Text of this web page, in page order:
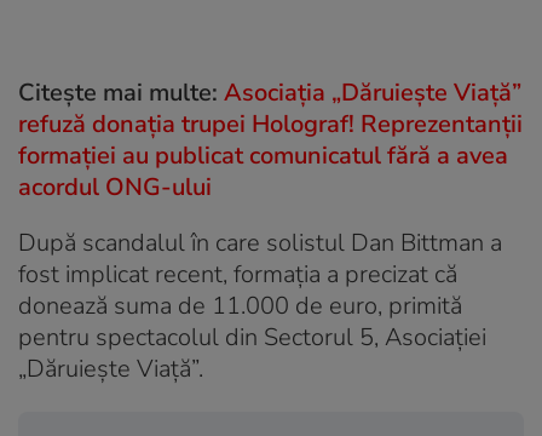
Citește mai multe: Asociația „Dăruiește Viață”
refuză donația trupei Holograf! Reprezentanții
formației au publicat comunicatul fără a avea
acordul ONG-ului
După scandalul în care solistul Dan Bittman a
fost implicat recent, formația a precizat că
donează suma de 11.000 de euro, primită
pentru spectacolul din Sectorul 5, Asociaţiei
„Dăruieşte Viaţă”.